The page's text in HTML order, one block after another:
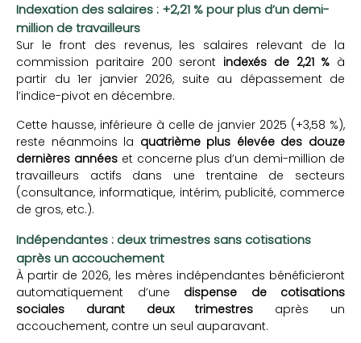
Indexation des salaires : +2,21 % pour plus d’un demi-
million de travailleurs
Sur le front des revenus, les salaires relevant de la
commission paritaire 200 seront indexés de 2,21 % à
partir du 1er janvier 2026, suite au dépassement de
l’indice-pivot en décembre.
Cette hausse, inférieure à celle de janvier 2025 (+3,58 %),
reste néanmoins la quatrième plus élevée des douze
dernières annéeset concerne plus d’un demi-million de
travailleurs actifs dans une trentaine de secteurs
(consultance, informatique, intérim, publicité, commerce
de gros, etc.).
Indépendantes : deux trimestres sans cotisations
après un accouchement
À partir de 2026, les mères indépendantes bénéficieront
automatiquement d’une dispense de cotisations
sociales durant deux trimestres après un
accouchement, contre un seul auparavant.